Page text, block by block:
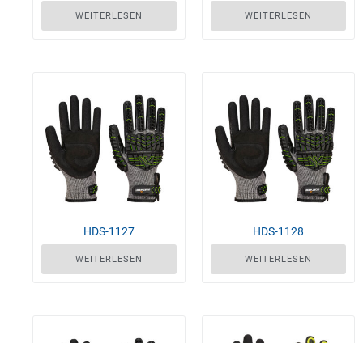
WEITERLESEN WEITERLESEN
HDS-1127
WEITERLESEN
HDS-1128
WEITERLESEN